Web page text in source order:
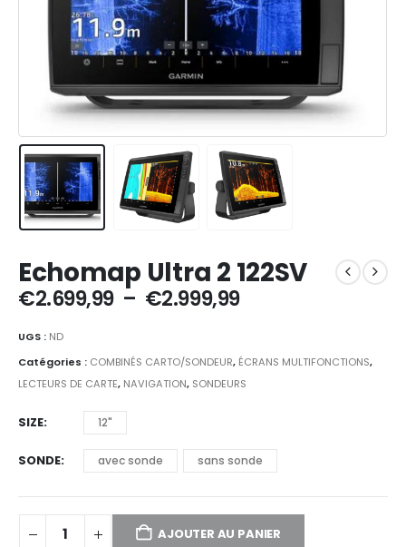
Echomap Ultra 2 122SV
€2.699,99 – €2.999,99Plage
€2.699,99
à
UGS : ND
Catégories : COMBINÉS CARTO/SONDEUR, ÉCRANS MULTIFONCTIONS,
LECTEURS DE CARTE, NAVIGATION, SONDEURS
SIZE 12"
SONDE avec sonde sans sonde
AJOUTER AU PANIER